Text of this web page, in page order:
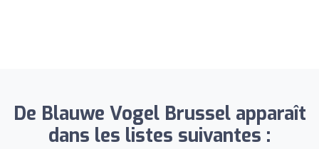
De Blauwe Vogel Brussel apparaît
dans les listes suivantes :